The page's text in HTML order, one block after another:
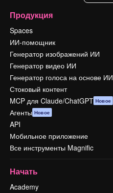
Продукция
Spaces
ИИ-помощник
Генератор изображений ИИ
Генератор видео ИИ
Генератор голоса на основе ИИ
Стоковый контент
MCP для Claude/ChatGPT Новое
Агенты Новое
API
Мобильное приложение
Все инструменты Magnific
Начать
Academy